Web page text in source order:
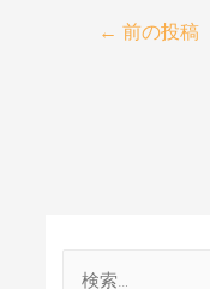
← 前の投稿